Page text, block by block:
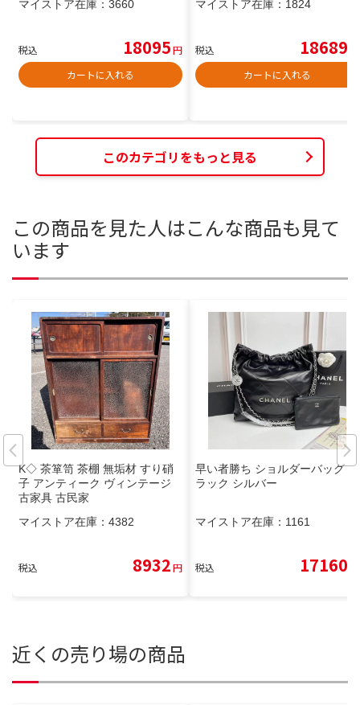
マイストア在庫： 3660
税込 18095円
カートに入れる
マイストア在庫： 1824
税込 18689
カートに入れる
このカテゴリをもっと見る
この商品を見た人はこんな商品も見て
います
K◇ 茶箪笥 茶棚 無垢材 すり硝
子 アンティーク ヴィンテージ
古家具 古民家
マイストア在庫： 4382
税込 8932円
早い者勝ち ショルダーバッグ ブ
ラック シルバー
マイストア在庫： 1161
税込 17160
近くの売り場の商品